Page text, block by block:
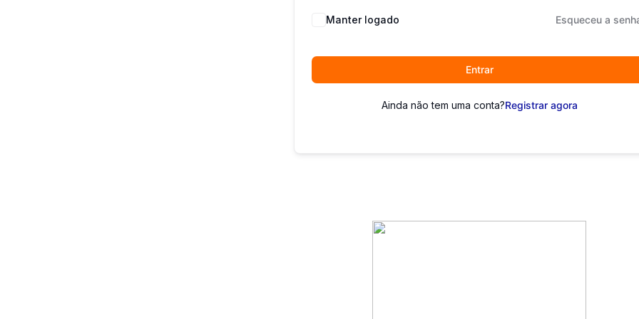
Manter logado Esqueceu a
Entrar
Ainda não tem uma conta?Registrar agora